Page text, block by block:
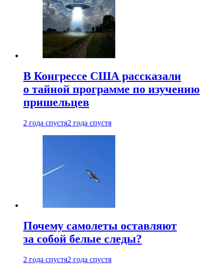
В Конгрессе США рассказали
о тайной программе по изучению
пришельцев
2 года спустя2 года спустя
Почему самолеты оставляют
за собой белые следы?
2 года спустя2 года спустя